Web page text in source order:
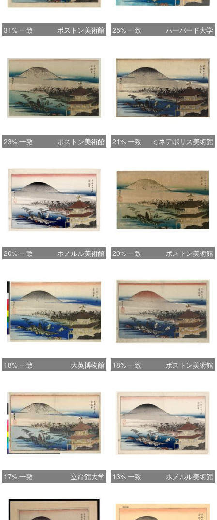
31% 一致 ボストン美術館 25% 一致 ハーバード大学
23% 一致 ボストン美術館 21% 一致 ミネアポリス美術館
20% 一致 ホノルル美術館 20% 一致 ボストン美術館
18% 一致 大英博物館 18% 一致 ボストン美術館
17% 一致 立命館大学 13% 一致 ホノルル美術館